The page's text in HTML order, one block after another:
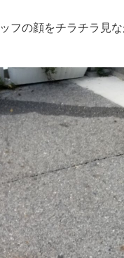
フの顔をチラチラ見